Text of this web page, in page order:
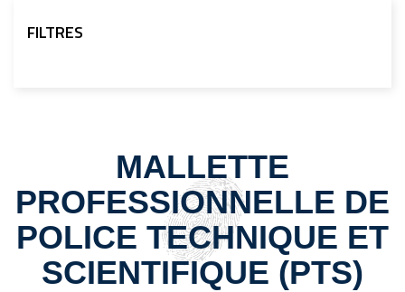
FILTRES
MALLETTE
PROFESSIONNELLE DE
POLICE TECHNIQUE ET
SCIENTIFIQUE (PTS)